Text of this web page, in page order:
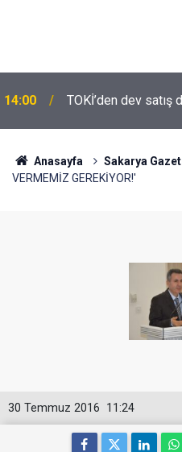
14:00 TOKİ’den dev satış
Anasayfa Sakarya
VERMEMİZ GEREKİYOR!'
11:24
30 Temmuz 2016